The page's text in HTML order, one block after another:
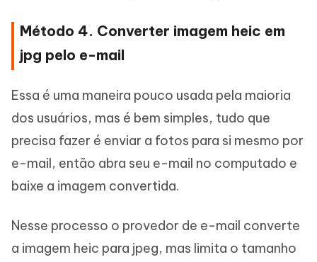
Método 4. Converter imagem heic em
jpg pelo e-mail
Essa é uma maneira pouco usada pela maioria
dos usuários, mas é bem simples, tudo que
precisa fazer é enviar a fotos para si mesmo por
e-mail, então abra seu e-mail no computado e
baixe a imagem convertida.
Nesse processo o provedor de e-mail converte
a imagem heic para jpeg, mas limita o tamanho